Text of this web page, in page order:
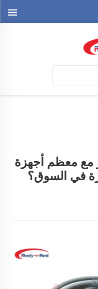
مع معظم أجهزة
في السوق؟